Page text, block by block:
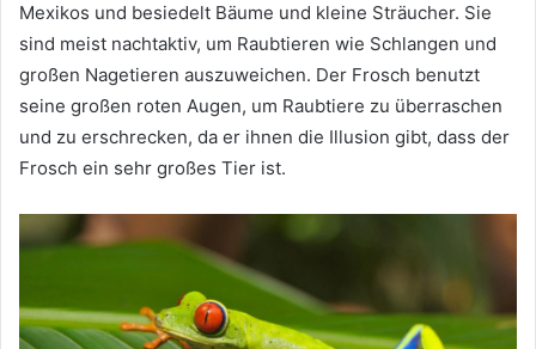
Mexikos und besiedelt Bäume und kleine Sträucher. Sie
sind meist nachtaktiv, um Raubtieren wie Schlangen und
großen Nagetieren auszuweichen. Der Frosch benutzt
seine großen roten Augen, um Raubtiere zu überraschen
und zu erschrecken, da er ihnen die Illusion gibt, dass der
Frosch ein sehr großes Tier ist.